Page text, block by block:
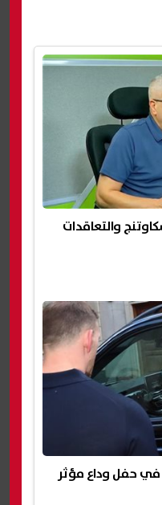
والتعاقدات
حفل وداع مؤثر